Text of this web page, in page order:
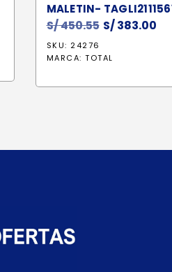
MALETIN-
S/450.55 El
original
S/ 450.55.
S/383.00
S/
SKU: 24276
MARCA: TOTAL